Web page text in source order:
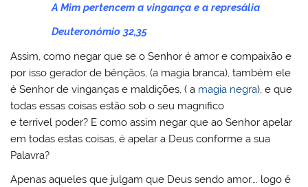
A Mim pertencem a vingança e a represália
Deuteronómio 32,35
Assim, como negar que se o Senhor é amor e compaixão e
por isso gerador de bênçãos, (a magia branca), também ele
é Senhor de vinganças e maldições, ( a magia negra), e que
todas essas coisas estão sob o seu magnifico
e terrivel poder? E como assim negar que ao Senhor apelar
em todas estas coisas, é apelar a Deus conforme a sua
Palavra?
Apenas aqueles que julgam que Deus sendo amor…. logo é